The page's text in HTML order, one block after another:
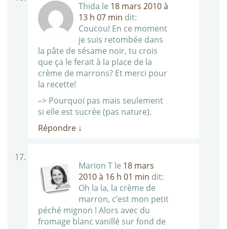
Thida le 18 mars 2010 à
13 h 07 min dit:
Coucou! En ce moment
je suis retombée dans
la pâte de sésame noir, tu crois
que ça le ferait à la place de la
crème de marrons? Et merci pour
la recette!
–> Pourquoi pas mais seulement
si elle est sucrée (pas nature).
Répondre ↓
Marion T le 18 mars
2010 à 16 h 01 min dit:
Oh la la, la crème de
marron, c’est mon petit
péché mignon ! Alors avec du
fromage blanc vanillé sur fond de